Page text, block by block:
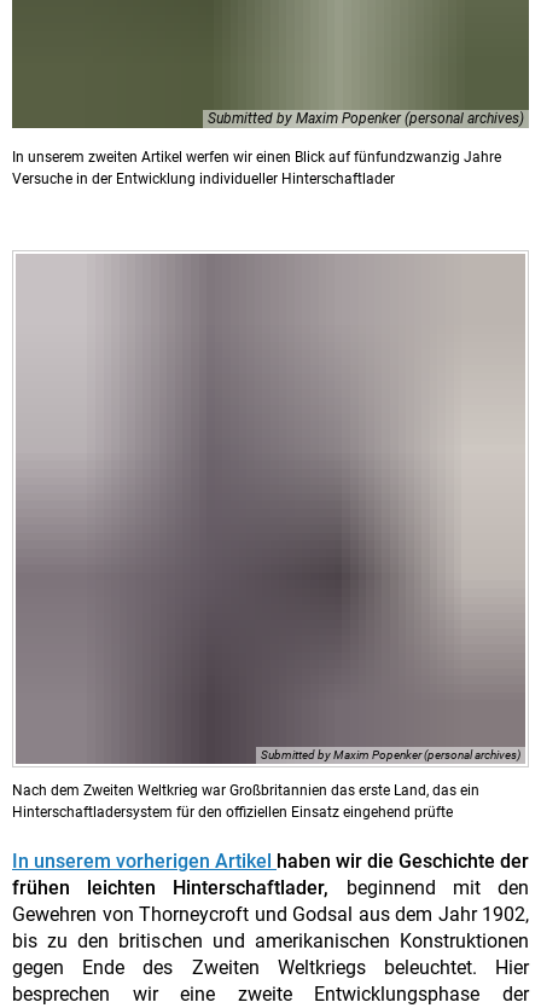
Submitted by Maxim Popenker (personal archives)
In unserem zweiten Artikel werfen wir einen Blick auf fünfundzwanzig Jahre
Versuche in der Entwicklung individueller Hinterschaftlader
Submitted by Maxim Popenker (personal archives)
Nach dem Zweiten Weltkrieg war Großbritannien das erste Land, das ein
Hinterschaftladersystem für den offiziellen Einsatz eingehend prüfte
In unserem vorherigen Artikel haben wir die Geschichte der
frühen leichten Hinterschaftlader,
beginnend mit den
Gewehren von Thorneycroft und Godsal aus dem Jahr 1902,
bis zu den britischen und amerikanischen Konstruktionen
gegen Ende des Zweiten Weltkriegs beleuchtet. Hier
besprechen wir eine zweite Entwicklungsphase der